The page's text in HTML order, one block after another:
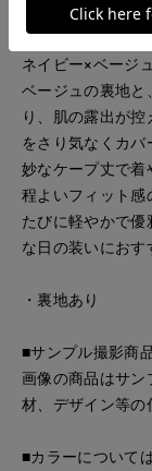
■デザイン
配色使いの大人
ネイビー×ベージ
ベージュの裏地と
り、肌の露出が
をさり気なくカ
妙なケープ丈で着
程よいフィット感
たびに軽やかで
な日の装いにおす
・裏地あり
■サンプル撮影商
画像の商品はサ
材、デザイン等の
■カラーについて